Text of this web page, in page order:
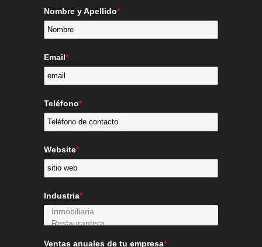
Nombre y Apellido*
Email*
Teléfono*
Website*
Industria*
Ventas anuales de tu empresa*